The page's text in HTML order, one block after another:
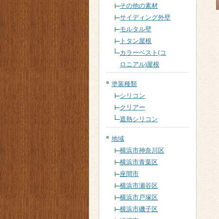
その他の素材
サイディング外壁
モルタル壁
トタン屋根
カラーベスト(コ
ロニアル)屋根
塗装種類
シリコン
クリアー
遮熱シリコン
地域
横浜市神奈川区
横浜市青葉区
座間市
横浜市瀬谷区
横浜市戸塚区
横浜市磯子区